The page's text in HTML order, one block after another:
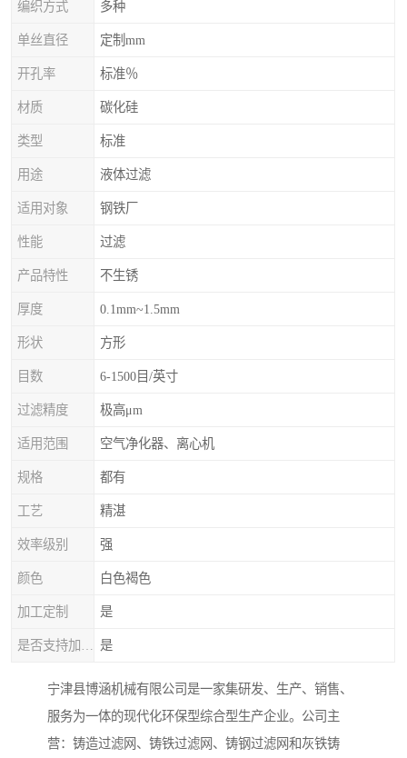
编织方式 多种
单丝直径 定制mm
开孔率 标准％
材质 碳化硅
类型 标准
用途 液体过滤
适用对象 钢铁厂
性能 过滤
产品特性 不生锈
厚度 0.1mm~1.5mm
形状 方形
目数 6-1500目/英寸
过滤精度 极高μm
适用范围 空气净化器、离心机
规格 都有
工艺 精湛
效率级别 强
颜色 白色褐色
加工定制 是
是
宁津县博涵机械有限公司是一家集研发、生产、销售、
服务为一体的现代化环保型综合型生产企业。公司主
营：铸造过滤网、铸铁过滤网、铸钢过滤网和灰铁铸